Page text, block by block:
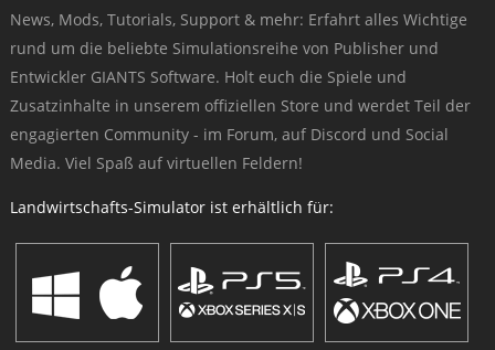
News, Mods, Tutorials, Support & mehr: Erfahrt alles Wichtige
rund um die beliebte Simulationsreihe von Publisher und
Entwickler GIANTS Software. Holt euch die Spiele und
Zusatzinhalte in unserem offiziellen Store und werdet Teil der
engagierten Community - im Forum, auf Discord und Social
Media. Viel Spaß auf virtuellen Feldern!
Landwirtschafts-Simulator ist erhältlich für: